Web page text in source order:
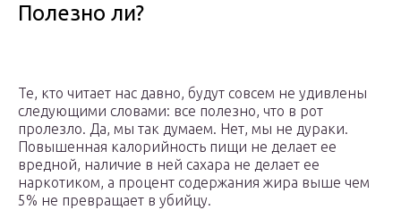
Полезно ли?
Те, кто читает нас давно, будут совсем не удивлены
следующими словами: все полезно, что в рот
пролезло. Да, мы так думаем. Нет, мы не дураки.
Повышенная калорийность пищи не делает ее
вредной, наличие в ней сахара не делает ее
наркотиком, а процент содержания жира выше чем
5% не превращает в убийцу.